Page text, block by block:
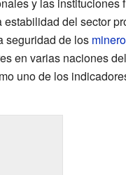
del sector
seguridad de los
en varias naciones
uno de los